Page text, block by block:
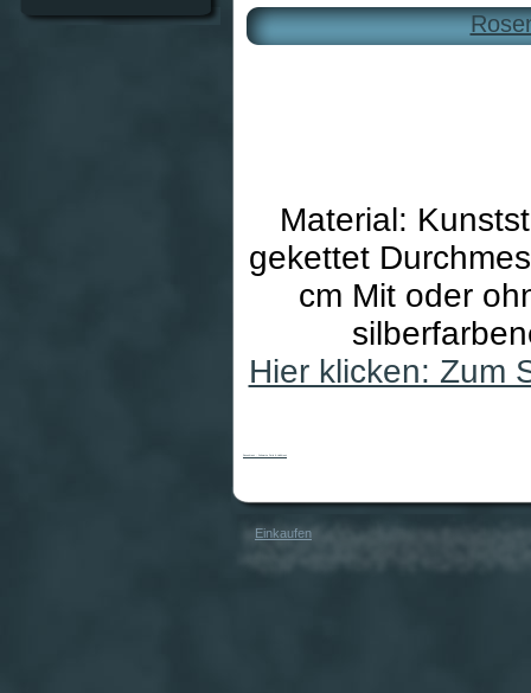
Material:
gekettet
cm Mit oder
Hier klicken: Zum
Einkaufen